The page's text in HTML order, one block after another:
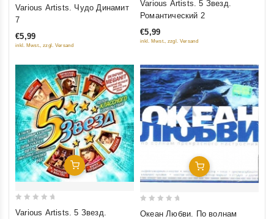
5
Various Artists. Чудо Динамит
7
€5,99
inkl. Mwst., zzgl. Versand
5
Various Artists. 5 Звезд.
Романтический 2
€5,99
inkl. Mwst., zzgl. Versand
Добавить В Корзину
Various Artists. 5 Звезд.
Добавить В Корзину
Океан Любви. По волнам